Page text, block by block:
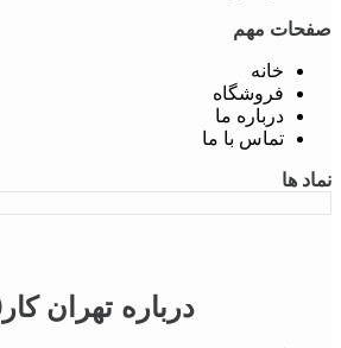
صفحات مهم
خانه
فروشگاه
درباره ما
تماس با ما
نماد ها
درباره تهران کار119